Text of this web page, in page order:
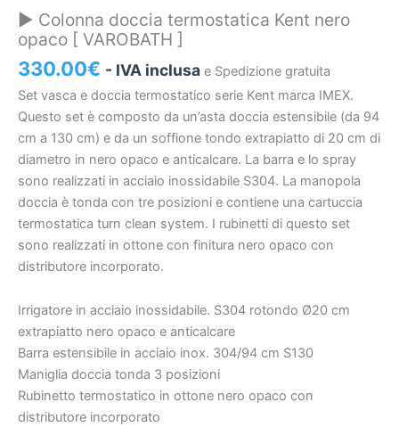
€406.31 €469.23
► Colonna doccia termostatica Kent nero
opaco [ VAROBATH ]
330.00€ - IVA inclusa e Spedizione gratuita
Set vasca e doccia termostatico serie Kent marca IMEX.
Questo set è composto da un’asta doccia estensibile (da 94
cm a 130 cm) e da un soffione tondo extrapiatto di 20 cm di
diametro in nero opaco e anticalcare. La barra e lo spray
sono realizzati in acciaio inossidabile S304. La manopola
doccia è tonda con tre posizioni e contiene una cartuccia
termostatica turn clean system. I rubinetti di questo set
sono realizzati in ottone con finitura nero opaco con
distributore incorporato.
Irrigatore in acciaio inossidabile. S304 rotondo Ø20 cm
extrapiatto nero opaco e anticalcare
Barra estensibile in acciaio inox. 304/94 cm S130
Maniglia doccia tonda 3 posizioni
Rubinetto termostatico in ottone nero opaco con
distributore incorporato
Kent
nero
opaco
[
VAROBATH
]
quantità